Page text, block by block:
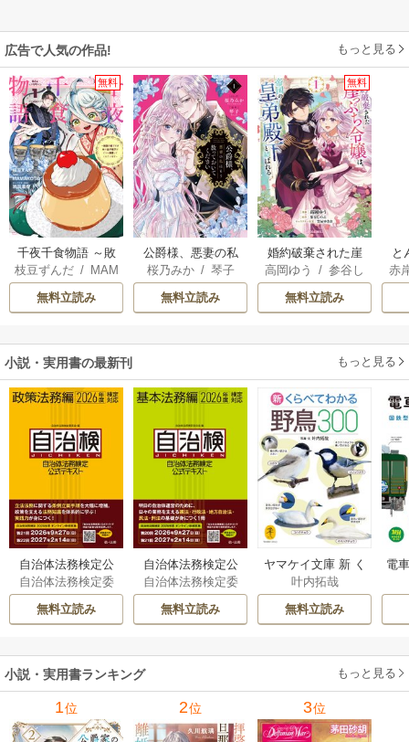
広告で人気の作品! もっと見る
無料
千夜千食物語 ～敗
国の姫ですが氷の
皇子殿下がどうも
溺愛してくれてい
枝豆ずんだ/ MAM
AKOTO
/ 鴉羽凛燈
無料立読み
公爵様、悪妻の私
はもう放っておい
てください
桜乃みか/ 琴子
無料立読み
無料
婚約破棄された崖
っぷち令嬢は、帝
国の皇弟殿下と結
ばれる
高岡ゆう /参谷し
/ 雲屋ゆきお
無料立読み
と
赤
小説・実用書の最新刊 もっと見る
自治体法務検定公
式テキスト 政策
法務編 ２０２６
年度検定対応 1巻
自治体法務検定委
員会
無料立読み
自治体法務検定公
式テキスト 基本
法務編 ２０２６
年度検定対応 1巻
自治体法務検定委
員会
無料立読み
ヤマケイ文庫 新 く
らべてわかる野鳥3
00 1巻
叶内拓哉
無料立読み
電
小説・実用書ランキング もっと見る
1位 2位 3位